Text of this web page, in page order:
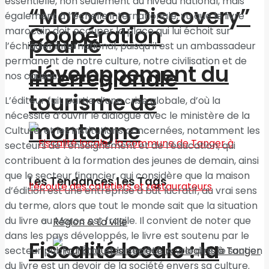
“Morocco Discovery”
pour le
développement du
tourisme de
montagne
Les Tendances Les Tags
Région & La ville
Coopération
interrégionale
Fiscalité locale : la
également à l’échelle internationale, vu que le livre
marocain doit occuper la place qui lui échoit sur
l’échiquier international, puisqu’il est un ambassadeur
permanent de notre culture, notre civilisation et de
nos causes.
L’éditeur fait partie d’une crise globale, d’où la
nécessité d’ouvrir le dialogue avec le ministère de la
Culture, et les institutions concernées, notamment les
secteurs de l’enseignement et de l’éducation, qui
contribuent à la formation des jeunes de demain, ainsi
que le secteur financier, qui considère que la maison
d’édition est une entreprise à but lucratif, au vrai sens
du terme, alors que tout le monde sait que la situation
du livre au Maroc est fragile. Il convient de noter que
dans les pays développés, le livre est soutenu par le
secteur public, l’État et la société. A vrai dire, le soutien
du livre est un devoir de la société envers sa culture.